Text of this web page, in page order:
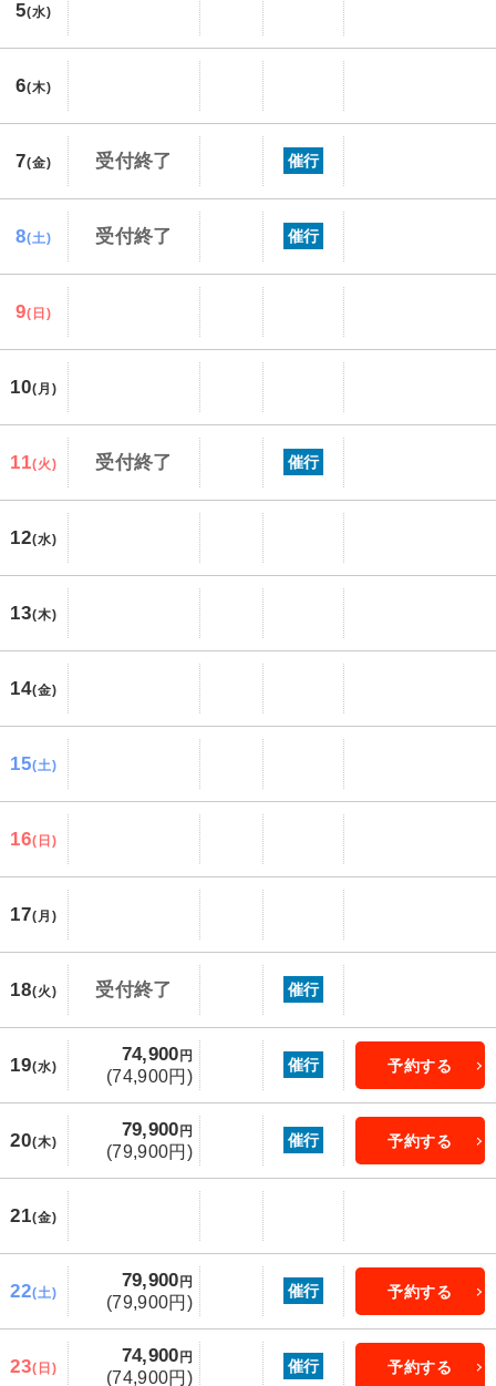
5(水)
6(木)
7(金) 受付終了 催行
8(土) 受付終了 催行
9(日)
10(月)
11(火) 受付終了 催行
12(水)
13(木)
14(金)
15(土)
16(日)
17(月)
18(火) 受付終了 催行
19(水)
74,900 円
(74,900円)
催行 予約する
20(木)
79,900 円
(79,900円)
催行 予約する
21(金)
22(土)
79,900 円
(79,900円)
催行 予約する
23(日)
74,900 円
(74,900円)
催行 予約する